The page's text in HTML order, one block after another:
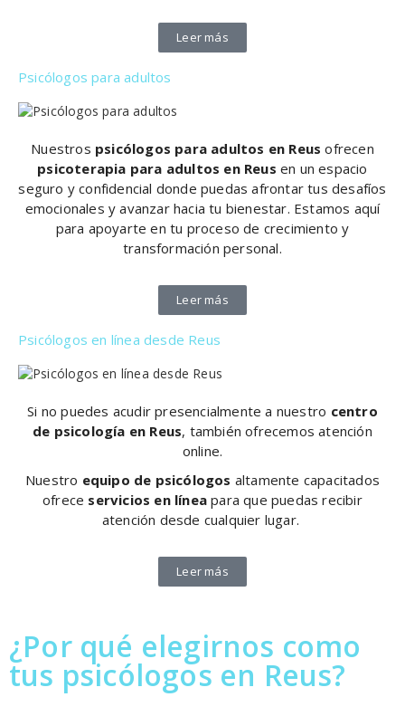
Leer más
Psicólogos para adultos
Nuestros psicólogos para adultos en Reus ofrecen
psicoterapia para adultos en Reus en un espacio
seguro y confidencial donde puedas afrontar tus desafíos
emocionales y avanzar hacia tu bienestar. Estamos aquí
para apoyarte en tu proceso de crecimiento y
transformación personal.
Leer más
Psicólogos en línea desde Reus
Si no puedes acudir presencialmente a nuestro centro
de psicología en Reus, también ofrecemos atención
online.
Nuestro equipo de psicólogos altamente capacitados
ofrece servicios en línea para que puedas recibir
atención desde cualquier lugar.
Leer más
¿Por qué elegirnos como
tus psicólogos en Reus?